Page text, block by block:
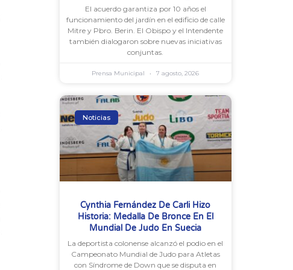
El acuerdo garantiza por 10 años el
funcionamiento del jardín en el edificio de calle
Mitre y Pbro. Berin. El Obispo y el Intendente
también dialogaron sobre nuevas iniciativas
conjuntas.
Prensa Municipal 7 agosto, 2026
Noticias
Cynthia Fernández De Carli Hizo
Historia: Medalla De Bronce En El
Mundial De Judo En Suecia
La deportista colonense alcanzó el podio en el
Campeonato Mundial de Judo para Atletas
con Síndrome de Down que se disputa en